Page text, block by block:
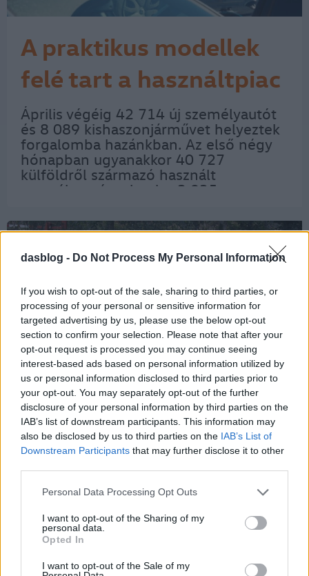
dasblog - Do Not Process My Personal Information
If you wish to opt-out of the sale, sharing to third parties, or
processing of your personal or sensitive information for
targeted advertising by us, please use the below opt-out
section to confirm your selection. Please note that after your
opt-out request is processed you may continue seeing
interest-based ads based on personal information utilized by
us or personal information disclosed to third parties prior to
your opt-out. You may separately opt-out of the further
disclosure of your personal information by third parties on the
IAB’s list of downstream participants. This information may
also be disclosed by us to third parties on the IAB’s List of
Downstream Participants that may further disclose it to other
Please note that this website/app uses one or more Google
not limited to your visit or usage behaviour. You may click to
grant or deny consent to Google and its third-party tags to
use your data for below specified purposes in below Google
consent section.
Personal Data Processing Opt Outs
I want to opt-out of the Sharing of my
personal data.
Opted In
I want to opt-out of the Sale of my
A praktikus modellek
felé tart a használtpiac
Április végéig 42 714 új személyautót
és 8 089 kishaszonjárművet helyeztek
forgalomba hazánkban. Az első négy
hónapban ugyanakkor 40 727
külföldről származó használt
személyautó, valamint 3 935
rendszámot. Frank György, a Das
WeltAuto márkaigazgatója elmondta,
hogy…
14,7 évre nőtt a
magyar autóállomány
kora